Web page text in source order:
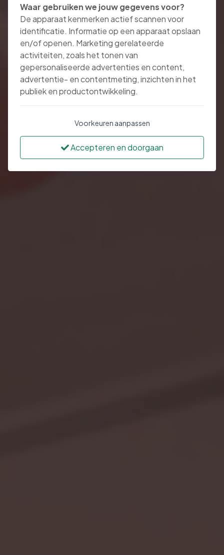
Waar gebruiken we jouw gegevens voor?
De apparaat kenmerken actief scannen voor
identificatie. Informatie op een apparaat opslaan
en/of openen. Marketing gerelateerde
activiteiten, zoals het tonen van
gepersonaliseerde advertenties en content,
advertentie- en contentmeting, inzichten in het
publiek en productontwikkeling.
Voorkeuren aanpassen
Accepteren en doorgaan